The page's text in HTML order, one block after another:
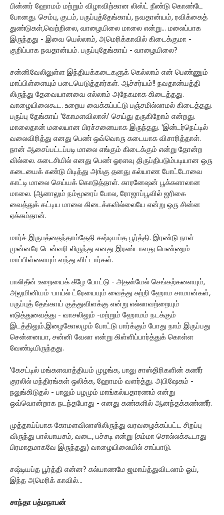
பின்னர் ஹோமம் மற்றும் விழாவிற்கான லிஸ்ட் நீண்டு கொண்டே
போனது. செம்பு, குடம், பருப்புத்தேங்காய், நவதான்யம், ரவிக்கைத்
துண்டுகள்,வெற்றிலை, வாழையிலை மாலை என்று... மலைப்பாக
இருந்தது - இவை யெல்லாம், அமெரிக்காவில் கிடைக்குமா -
குறிப்பாக நவதான்யம். பருப்புதேங்காய் - வாழையிலை?
சன்னிவேலிலுள்ள இந்தியக்கடைகளுக் கெல்லாம் என் பெண்ணும்
மாப்பிள்ளையும் படையெடுத்தார்கள். ஆச்சர்யம்!! நவதான்யத்தி
லிருந்து தேவையானவை எல்லாம் அநேகமாக கிடைத்தது.
வாழையிலைகூட. உறைய வைக்கப்பட்டு பஞ்சமில்லாமல் கிடைத்தது.
பருப்பு தேங்காய் 'கோமளவிலாஸ்' செய்து தருகிறோம் என்றது.
மாலைதான் மலையான பிரச்சனையாக இருந்தது. 'இன்டர்நெட்டில்
வலைவிரித்து எனது பெண் ஒவ்வொரு கடையாக விசாரித்தாள்.
நான் ஆசைப்பட்டப்படி மாலை எங்கும் கிடைக்கும் என்று தோன்ற
வில்லை. கடைசியில் எனது பெண் ஓரளவு திருப்திபடும்படியான ஒரு
கடையைக் கண்டு பிடித்து அங்கு தனது கல்யாண போட்டோவை
காட்டி மாலை செய்யக் கொடுத்தாள். காரனேஷன் பூக்களாலான
மாலை. (ஆனாலும் நம்மூரைப் போல, ரோஜாப்பூவில் ஜரிகை
வைத்துக் கட்டிய மாலை கிடைக்கவில்லையே என்று ஒரு சின்ன
ஏக்கம்தான்.
மார்ச் இருபத்தைந்தாம்தேதி சஷ்டியப்த பூர்த்தி. இரண்டு நாள்
முன்னரே டென்வரி லிருந்து எனது இரண்டாவது பெண்ணும்
மாப்பிள்ளையும் வந்து விட்டார்கள்.
பாலிதீன் உறையைக் கீழே போட்டு - அதன்மேல் செங்கற்களையும்,
அலுமினியம் ·பாய்ல் ட்ரேயையும் வைத்து சுற்றி ஹோம சாமான்கள்,
பருப்புத் தேங்காய் குத்துவிளக்கு என்று எல்லாவற்றையும்
எடுத்துவைத்து - வாசலிலும் -மற்றும் ஹோமம் நடக்கும்
இடத்திலும்.இழைகோலமும் போட்டு பார்க்கும் போது நாம் இருப்பது
சென்னையா, சன்னி வேலா என்று கிள்ளிப்பார்த்துக் கொள்ள
வேண்டியிருந்தது.
'கேசட்டில் மங்களவாத்தியம் முழங்க, பாலு சாஸ்திரிகளின் கணீர்
குரலில் மந்திரங்கள் ஒலிக்க, ஹோமம் வளர்த்து. அபிஷேகம் -
நலுங்கிடுதல் - பாலும் பழமும் மாங்கல்யதாரணம் என்று
ஒவ்வொன்றாக நடந்தபோது - எனது கண்களில் ஆனந்தக்கண்ணீர்.
முத்தாய்ப்பாக கோமளவிலாஸிலிருந்து வரவழைக்கப்பட்ட சிறப்பு
விருந்து பால்பாயசம், வடை, பச்சடி என்று (சும்மா சொல்லக்கூடாது
பிரமாதமாகவே இருந்தது) வாழையிலையில் சாப்பாடு.
சஷ்டியப்த பூர்த்தி என்ன? கல்யாணமே ஜமாய்த்துவிடலாம் ஓய்,
இந்த அமெரிக் காவில்...
சாந்தா பத்மநாபன்